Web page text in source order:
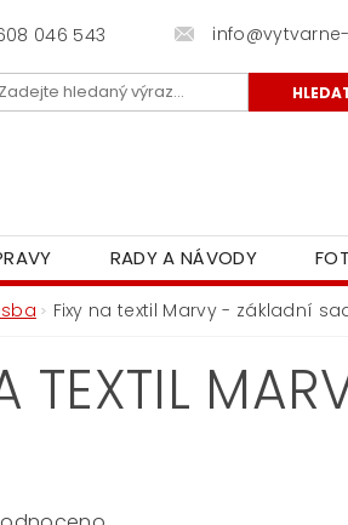
046 543
RADY A NÁVODY
Fixy na textil Marvy - základní
TEXTIL